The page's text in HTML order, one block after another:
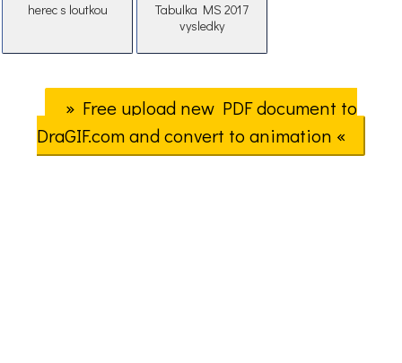
herec s loutkou
Tabulka MS 2017
vysledky
» Free upload new PDF document to
DraGIF.com and convert to animation «